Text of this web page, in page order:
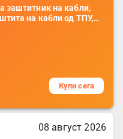
заштитник на кабли,
на кабли од ТПУ,
на кабли, без
телефони, комплет
Купи сега
08 август 2026